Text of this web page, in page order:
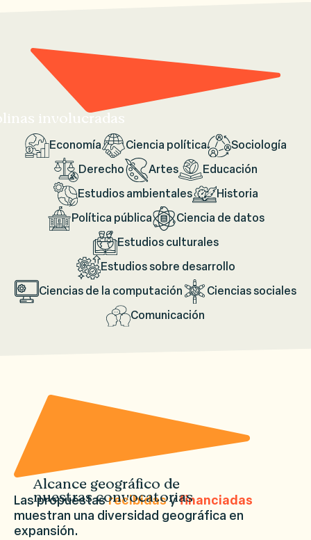
involucradas
Economía Ciencia política
Sociología
Derecho
Artes
Educación
Estudios ambientales
Historia
Política pública
Ciencia de datos
Estudios culturales
Estudios sobre desarrollo
Ciencias de la computación
Ciencias sociales
Comunicación
Alcance geográfico de
nuestras convocatorias
Las propuestasrecibidasyfinanciadas
muestran una diversidad geográfica en
expansión.